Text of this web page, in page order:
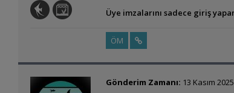
Üye imzalarını sadece giriş
ÖM
Gönderim Zamanı: 13 Kasım